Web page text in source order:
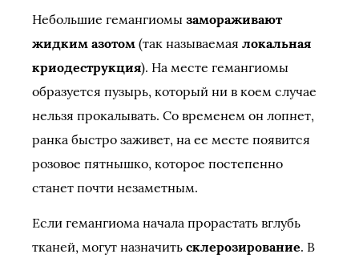
Небольшие гемангиомы замораживают
жидким азотом (так называемая локальная
криодеструкция). На месте гемангиомы
образуется пузырь, который ни в коем случае
нельзя прокалывать. Со временем он лопнет,
ранка быстро заживет, на ее месте появится
розовое пятнышко, которое постепенно
станет почти незаметным.
Если гемангиома начала прорастать вглубь
тканей, могут назначить склерозирование. В